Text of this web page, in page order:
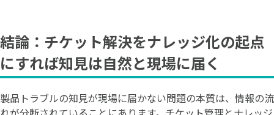
結論：チケット解決をナレッジ化の起点
にすれば知見は自然と現場に届く
製品トラブルの知見が現場に届かない問題の本質は、情報の流